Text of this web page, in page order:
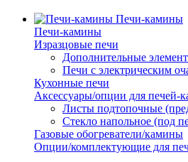
Печи-камины
Печи-камины
Изразцовые печи
Дополнительные
Печи с электрическим
Кухонные печи
Аксессуары/опции для печей-
Листы подтопочные
Стекло напольное (под
Газовые обогреватели/камины
Опции/комплектующие для